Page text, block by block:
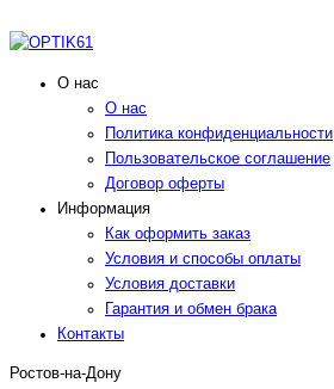
О нас
О нас
Политика конфиденциальности
Пользовательское соглашение
Договор оферты
Информация
Как оформить заказ
Условия и способы оплаты
Условия доставки
Гарантия и обмен брака
Контакты
Ростов-на-Дону